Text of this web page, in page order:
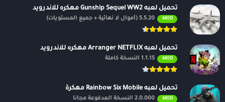
تُعد
لعبةSupermarket & Motel Simulator
خيارًا ممتازًا لعشاق التخطيط
إمبراطوريتك التجارية وكن سيد سوبرماركتك والموتيل الخاص بك!
ملاحظة أخيرة:
الحالة، تابع حسابات المطورين على وسائل التواصل الاجتماعي لمعرفة
تحميل لعبه Gunship Sequel WW2 مهكره للاندرويد
MOD 5.5.20 (أموال لا نهائية + جميع المستويات)
تحميل لعبه Arranger NETFLIX مهكره للاندرويد
MOD 1.1.15 النسخة كاملة
تحميل لعبه Rainbow Six Mobile مهكرة
MOD 2.0.000 النسخة المدفوعة مجانًا